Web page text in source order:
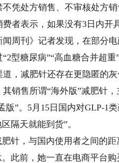
凭处方销售、不审核处方
者表示，如果没有3日内开
周刊》记者发现，在部分
型糖尿病”“高血糖合并超
减肥针还存在更隐匿的灰
其销售所谓“海外版”减肥针
版”。5月15日国内对GLP-1
隔天就能到货”。
，与国内使用者之间的距
。此前，她一直在电商平台